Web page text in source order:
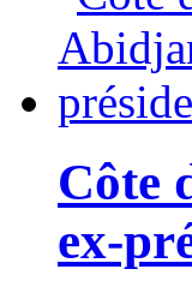
Côte
ex-